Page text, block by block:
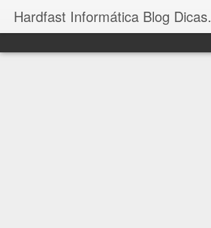
Hardfast Informática Blog Dicas.